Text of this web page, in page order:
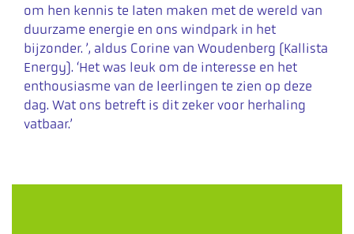
om hen kennis te laten maken met de wereld van
duurzame energie en ons windpark in het
bijzonder. ’, aldus Corine van Woudenberg (Kallista
Energy). ‘Het was leuk om de interesse en het
enthousiasme van de leerlingen te zien op deze
dag. Wat ons betreft is dit zeker voor herhaling
vatbaar.’